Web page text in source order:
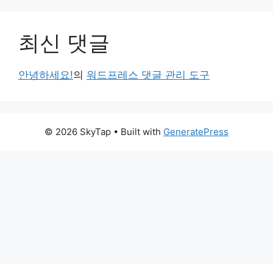
최신 댓글
안녕하세요!의 워드프레스 댓글 관리 도구
© 2026 SkyTap • Built with GeneratePress